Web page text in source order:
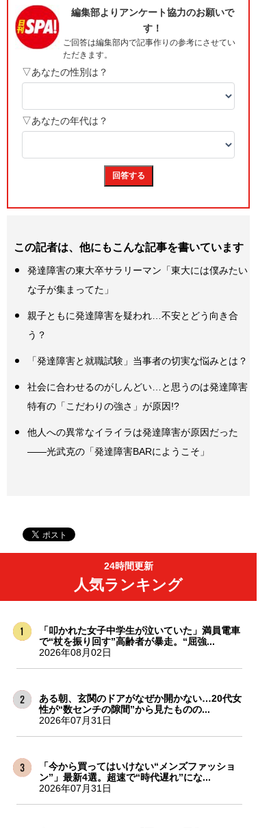
この記者は、他にもこんな記事を書いています
発達障害の東大卒サラリーマン「東大には僕みたい
な子が集まってた」
親子ともに発達障害を疑われ…不安とどう向き合
う？
「発達障害と就職試験」当事者の切実な悩みとは？
社会に合わせるのがしんどい…と思うのは発達障害
特有の「こだわりの強さ」が原因!?
他人への異常なイライラは発達障害が原因だった
――光武克の「発達障害BARにようこそ」
24時間更新
人気ランキング
「叩かれた女子中学生が泣いていた」満員電車
で“杖を振り回す”高齢者が暴走。“屈強...
2026年08月02日
ある朝、玄関のドアがなぜか開かない…20代女
性が“数センチの隙間”から見たものの...
2026年07月31日
「今から買ってはいけない“メンズファッショ
ン”」最新4選。超速で“時代遅れ”にな...
2026年07月31日